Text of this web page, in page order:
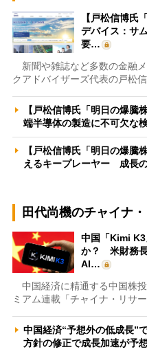
【戸松信博氏
デバイス：サ
要…
新聞や雑誌など多数の金融
クアドバイザーズ代表の戸松
【戸松信博氏「明日の爆騰
端半導体の製造に不可欠な
【戸松信博氏「明日の爆騰
えるキープレーヤー 成長
田代尚機のチャイナ
中国「Kimi K3
か？ 米財務長
AI…
中国経済に精通する中国株
ミアム連載「チャイナ・リサ
中国経済“予想外の低成長”
方針の修正で成長加速が予